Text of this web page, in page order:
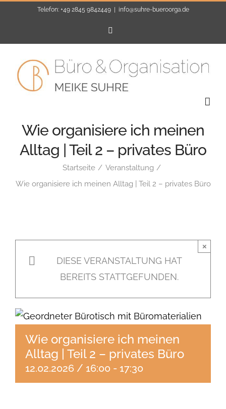
Telefon: +49 2845 9842449 info@suhre-bueroorga.de
Wie organisiere ich meinen
Alltag | Teil 2 – privates Büro
Startseite
Veranstaltung
Wie organisiere ich meinen Alltag | Teil 2 – privates Büro
DIESE VERANSTALTUNG HAT
BEREITS STATTGEFUNDEN.
×
Wie organisiere ich meinen
Alltag | Teil 2 – privates Büro
12.02.2026 / 16:00 - 17:30